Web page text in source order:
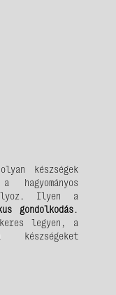
készségek
Ilyen a
gondolkodás.
legyen, a
készségeket